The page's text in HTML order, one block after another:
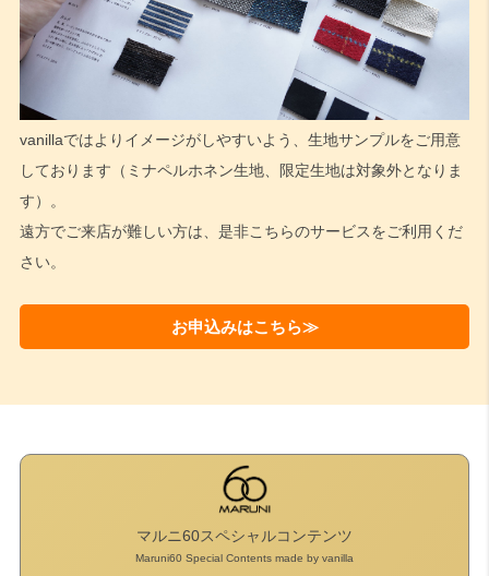
vanillaではよりイメージがしやすいよう、生地サンプルをご用意
しております（ミナペルホネン生地、限定生地は対象外となりま
す）。
遠方でご来店が難しい方は、是非こちらのサービスをご利用くだ
さい。
お申込みはこちら≫
マルニ60スペシャルコンテンツ
Maruni60 Special Contents made by vanilla